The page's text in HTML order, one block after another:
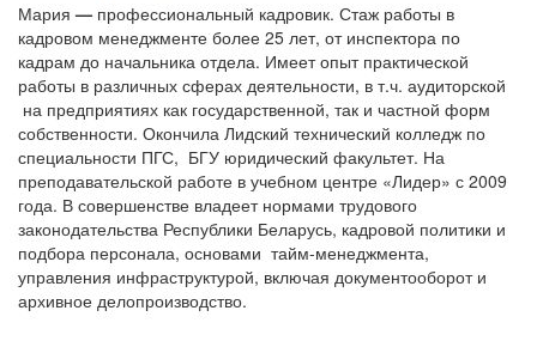
Мария — профессиональный кадровик. Стаж работы в
кадровом менеджменте более 25 лет, от инспектора по
кадрам до начальника отдела. Имеет опыт практической
работы в различных сферах деятельности, в т.ч. аудиторской
на предприятиях как государственной, так и частной форм
собственности. Окончила Лидский технический колледж по
специальности ПГС, БГУ юридический факультет. На
преподавательской работе в учебном центре «Лидер» с 2009
года. В совершенстве владеет нормами трудового
законодательства Республики Беларусь, кадровой политики и
подбора персонала, основами тайм-менеджмента,
управления инфраструктурой, включая документооборот и
архивное делопроизводство.